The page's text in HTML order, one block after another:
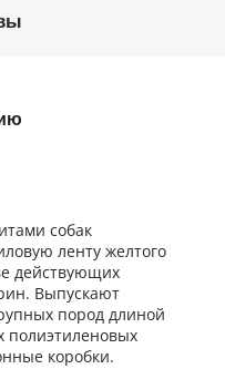
собак
ленту желтого
действующих
Выпускают
пород длиной
полиэтиленовых
коробки.